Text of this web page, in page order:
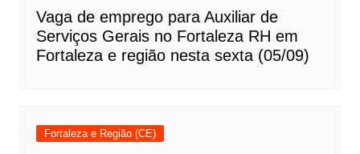
Vaga de emprego para Auxiliar de
Serviços Gerais no Fortaleza RH em
Fortaleza e região nesta sexta (05/09)
Fortaleza e Região (CE)